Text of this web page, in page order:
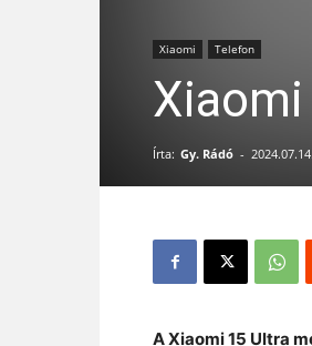
Xiaomi Telefon
Írta: Gy. Rádó - 2024.07.14.
A Xiaomi 15 Ultra